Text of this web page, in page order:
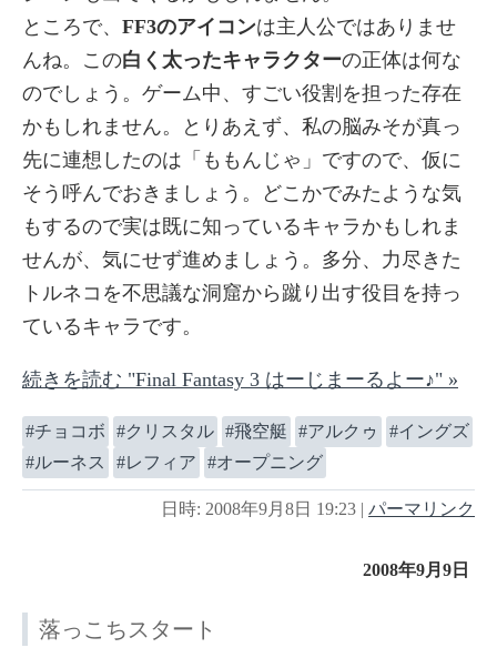
ところで、 FF3のアイコンは主人公ではありませ
んね。この白く太ったキャラクターの正体は何な
のでしょう。ゲーム中、すごい役割を担った存在
かもしれません。とりあえず、私の脳みそが真っ
先に連想したのは「ももんじゃ」ですので、仮に
そう呼んでおきましょう。どこかでみたような気
もするので実は既に知っているキャラかもしれま
せんが、気にせず進めましょう。多分、力尽きた
トルネコを不思議な洞窟から蹴り出す役目を持っ
ているキャラです。
続きを読む "Final Fantasy 3 はーじまーるよー♪" »
チョコボ クリスタル 飛空艇 アルクゥ
イングズ
ルーネス
レフィア オープニング
日時: 2008年9月8日 19:23 | パーマリンク
2008年9月9日
落っこちスタート